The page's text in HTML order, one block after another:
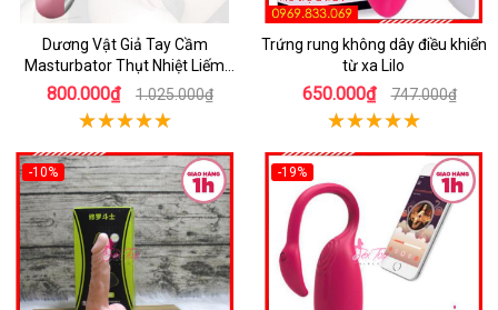
Dương Vật Giả Tay Cầm
Masturbator Thụt Nhiệt Liếm
Rung
800.000₫ 1.025.000₫
Trứng rung không dây điều khiển
từ xa Lilo
650.000₫ 747.000₫
-10% -19%